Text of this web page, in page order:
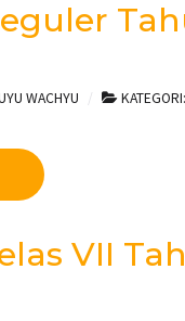
WACHYU KATEGORI:
VII